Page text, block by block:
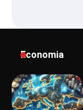
Economia